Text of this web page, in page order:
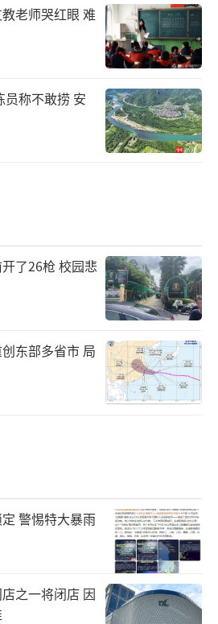
老师哭红眼 难
员称不敢捞 安
了26枪 校园悲
东部多省市 局
警惕特大暴雨
之一将闭店 因